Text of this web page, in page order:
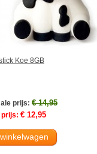
Koe 8GB
prijs: € 14,95
€ 12,95